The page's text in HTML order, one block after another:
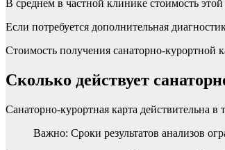
В среднем в частной клинике стоимость
Если потребуется дополнительная
Стоимость получения санаторно-курортной
Сколько действует
Санаторно-курортная карта действительна
Важно: Сроки результатов анализов